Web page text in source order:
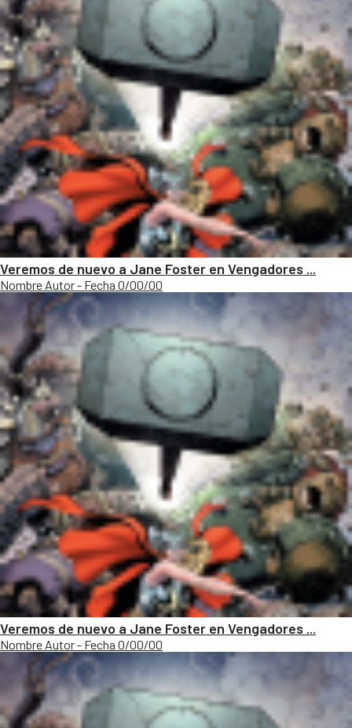
Veremos de nuevo a Jane Foster en Vengadores ...
Nombre Autor - Fecha 0/00/00
Veremos de nuevo a Jane Foster en Vengadores ...
Nombre Autor - Fecha 0/00/00